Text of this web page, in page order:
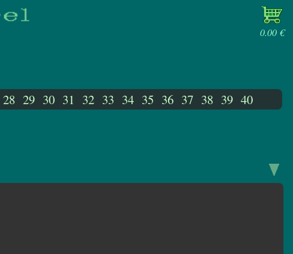
0.00 €
28 29 30 31 32 33 34 35 36 37 38 39 40